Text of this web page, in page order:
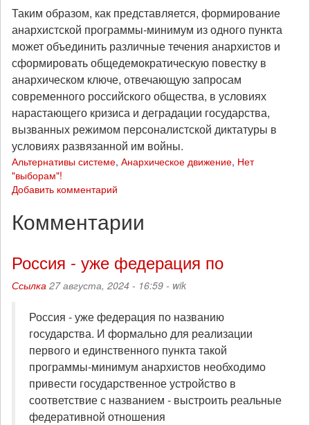
Таким образом, как представляется, формирование
анархистской программы-минимум из одного пункта
может объединить различные течения анархистов и
сформировать общедемократическую повестку в
анархическом ключе, отвечающую запросам
современного российского общества, в условиях
нарастающего кризиса и деградации государства,
вызванных режимом персоналистской диктатуры в
условиях развязанной им войны.
Альтернативы системе, Анархическое движение, Нет
"выборам"!
Добавить комментарий
Комментарии
Россия - уже федерация по
Ссылка 27 августа, 2024 - 16:59 - wik
Россия - уже федерация по названию
государства. И формально для реализации
первого и единственного пункта такой
программы-минимум анархистов необходимо
привести государственное устройство в
соответствие с названием - выстроить реальные
федеративной отношения